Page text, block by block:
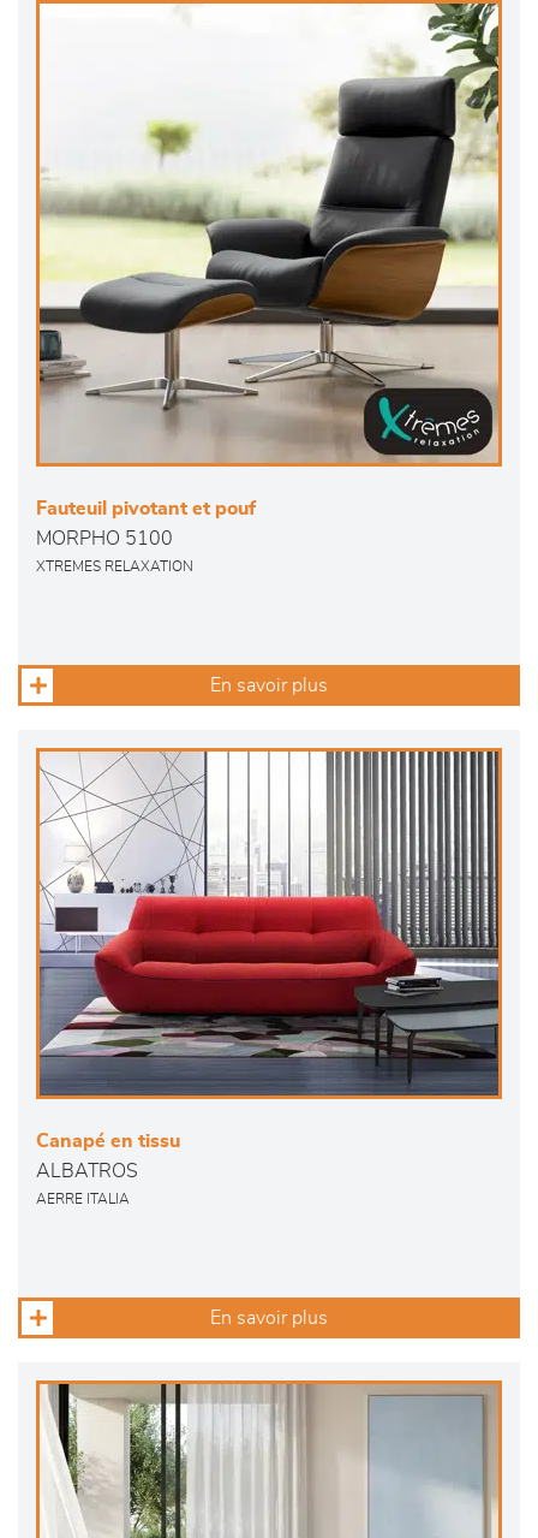
Fauteuil pivotant et pouf
MORPHO 5100
XTREMES RELAXATION
En savoir plus
Canapé en tissu
ALBATROS
AERRE ITALIA
En savoir plus